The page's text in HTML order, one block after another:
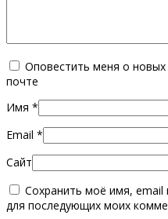
Оповестить меня о
почте
Имя *
Email *
Сайт
Сохранить моё имя, email
для последующих моих